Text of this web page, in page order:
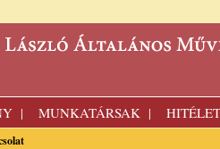
| MUNKATÁRSAK | HITÉLET